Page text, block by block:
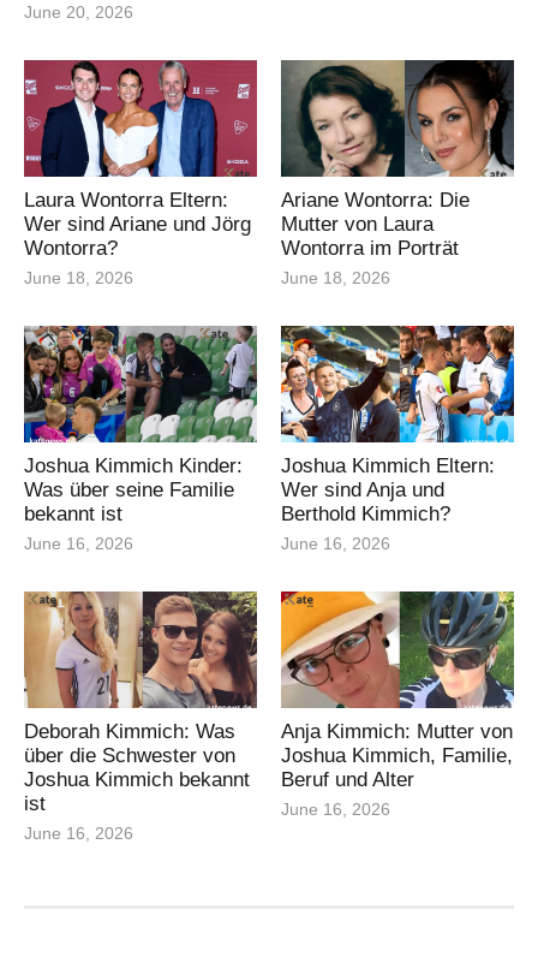
June 20, 2026
Laura Wontorra Eltern:
Wer sind Ariane und Jörg
Wontorra?
June 18, 2026
Ariane Wontorra: Die
Mutter von Laura
Wontorra im Porträt
June 18, 2026
Joshua Kimmich Kinder:
Was über seine Familie
bekannt ist
June 16, 2026
Joshua Kimmich Eltern:
Wer sind Anja und
Berthold Kimmich?
June 16, 2026
Deborah Kimmich: Was
über die Schwester von
Joshua Kimmich bekannt
ist
June 16, 2026
Anja Kimmich: Mutter von
Joshua Kimmich, Familie,
Beruf und Alter
June 16, 2026